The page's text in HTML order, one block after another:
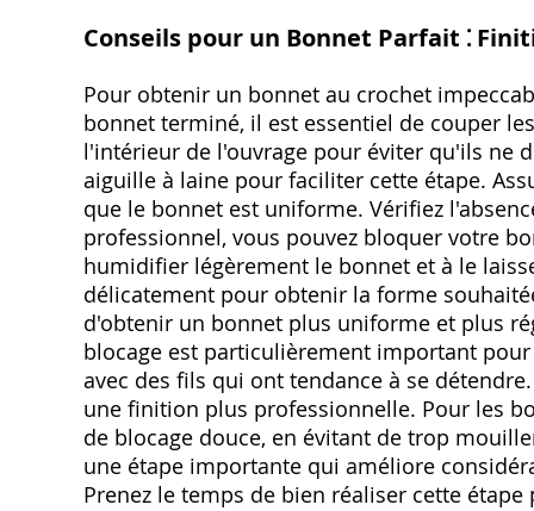
Conseils pour un Bonnet Parfait ⁚
Pour obtenir un bonnet au crochet
bonnet terminé, il est essentiel de couper
l'intérieur de l'ouvrage pour éviter qu'ils ne
aiguille à laine pour faciliter cette étape.
que le bonnet est uniforme. Vérifiez
professionnel, vous pouvez bloquer votre
humidifier légèrement le bonnet et à le
délicatement pour obtenir la forme
d'obtenir un bonnet plus uniforme et plus
blocage est particulièrement important
avec des fils qui ont tendance à se
une finition plus professionnelle. Pour les
de blocage douce, en évitant de trop
une étape importante qui améliore
Prenez le temps de bien réaliser cette